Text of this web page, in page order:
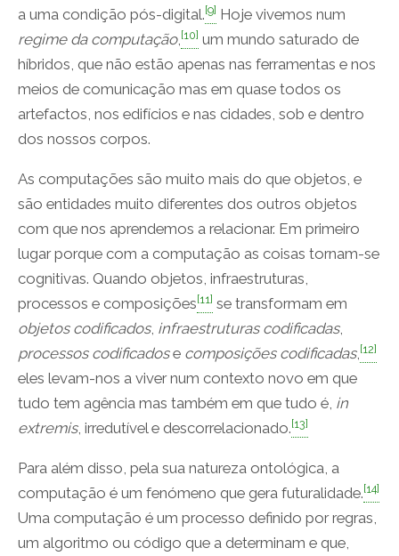
a uma condição pós-digital. [9] Hoje vivemos num
regime da computação, [10] um mundo saturado de
híbridos, que não estão apenas nas ferramentas e nos
meios de comunicação mas em quase todos os
artefactos, nos edifícios e nas cidades, sob e dentro
dos nossos corpos.
As computações são muito mais do que objetos, e
são entidades muito diferentes dos outros objetos
com que nos aprendemos a relacionar. Em primeiro
lugar porque com a computação as coisas tornam-se
cognitivas. Quando objetos, infraestruturas,
processos e composições [11] se transformam em
objetos codificados, infraestruturas codificadas,
processos codificadose composições codificadas, [12]
eles levam-nos a viver num contexto novo em que
tudo tem agência mas também em que tudo é, in
extremis, irredutível e descorrelacionado. [13]
Para além disso, pela sua natureza ontológica, a
computação é um fenómeno que gera futuralidade.[14]
Uma computação é um processo definido por regras,
um algoritmo ou código que a determinam e que,